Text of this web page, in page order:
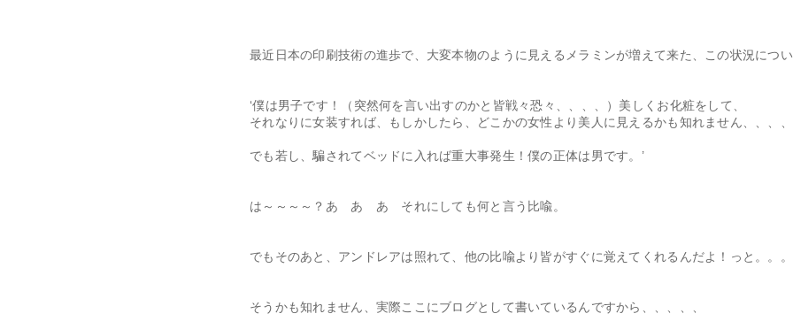
最近日本の印刷技術の進歩で、大変本物のように見えるメラミンが増えて来た、この状況につ
‘僕は男子です！（突然何を言い出すのかと皆戦々恐々、、、、）美しくお化粧をして、
それなりに女装すれば、もしかしたら、どこかの女性より美人に見えるかも知れません、、、
でも若し、騙されてベッドに入れば重大事発生！僕の正体は男です。’
は～～～～？あ あ あ それにしても何と言う比喩。
でもそのあと、アンドレアは照れて、他の比喩より皆がすぐに覚えてくれるんだよ！っと。。。
そうかも知れません、実際ここにブログとして書いているんですから、、、、、